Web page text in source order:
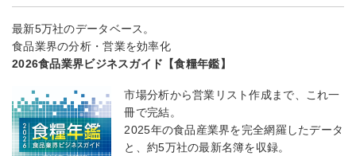
最新5万社のデータベース。
食品業界の分析・営業を効率化
2026食品業界ビジネスガイド【食糧年鑑】
市場分析から営業リスト作成まで、これ一
冊で完結。
2025年の食品産業界を完全網羅したデータ
と、約5万社の最新名簿を収録。